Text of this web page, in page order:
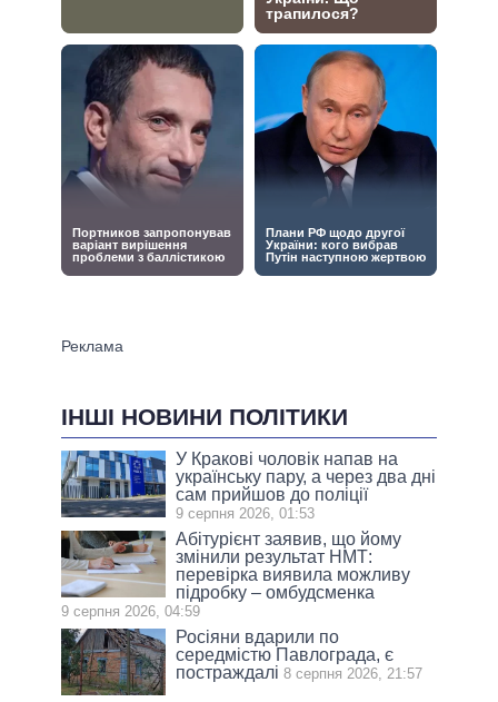
ІНШІ НОВИНИ ПОЛІТИКИ
У Кракові чоловік напав на
українську пару, а через два дні
сам прийшов до поліції
9 серпня 2026, 01:53
Абітурієнт заявив, що йому
змінили результат НМТ:
перевірка виявила можливу
підробку – омбудсменка
9 серпня 2026, 04:59
Росіяни вдарили по
середмістю Павлограда, є
постраждалі 8 серпня 2026, 21:57